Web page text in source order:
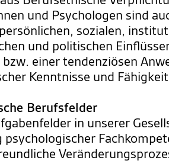
und Psychologen sind
sozialen,
und politischen
einer tendenziösen
Kenntnisse und
Berufsfelder
in unserer
psychologischer